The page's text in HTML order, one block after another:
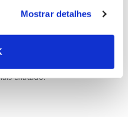
Mostrar detalhes
de imediato, pelo que
dilatado.